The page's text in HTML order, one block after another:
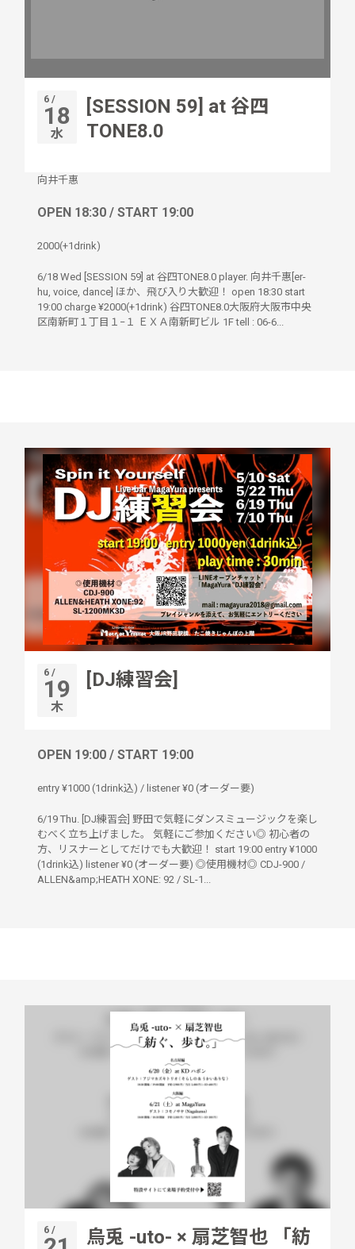
6 /
18
水
[SESSION 59] at 谷四
TONE8.0
向井千惠
OPEN 18:30 / START 19:00
2000(+1drink)
6/18 Wed [SESSION 59] at 谷四TONE8.0 player. 向井千惠[er-
hu, voice, dance] ほか、飛び入り大歓迎！ open 18:30 start
19:00 charge ¥2000(+1drink) 谷四TONE8.0大阪府大阪市中央
区南新町１丁目１−１ ＥＸＡ南新町ビル 1F tell : 06-6...
6 /
19
木
[DJ練習会]
OPEN 19:00 / START 19:00
entry ¥1000 (1drink込) / listener ¥0 (オーダー要)
6/19 Thu. [DJ練習会] 野田で気軽にダンスミュージックを楽し
むべく立ち上げました。 気軽にご参加ください◎ 初心者の
方、リスナーとしてだけでも大歓迎！ start 19:00 entry ¥1000
(1drink込) listener ¥0 (オーダー要) ◎使用機材◎ CDJ-900 /
ALLEN&amp;HEATH XONE: 92 / SL-1...
6 / 烏兎 -uto- × 扇芝智也 「紡